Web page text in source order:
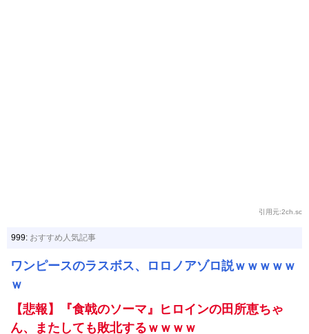
引用元:2ch.sc
999: おすすめ人気記事
ワンピースのラスボス、ロロノアゾロ説ｗｗｗｗｗ
ｗ
【悲報】『食戟のソーマ』ヒロインの田所恵ちゃ
ん、またしても敗北するｗｗｗｗ